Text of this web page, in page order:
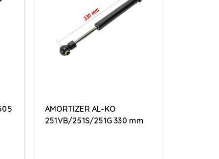
AMORTIZER AL-KO
251VB/251S/251G 330 mm